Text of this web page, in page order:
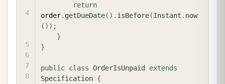
return
order. getDueDate( ) . isBefore(Instant . now
( ) ) ;
}
}
public class OrderIsUnpaid
extends
Specification {